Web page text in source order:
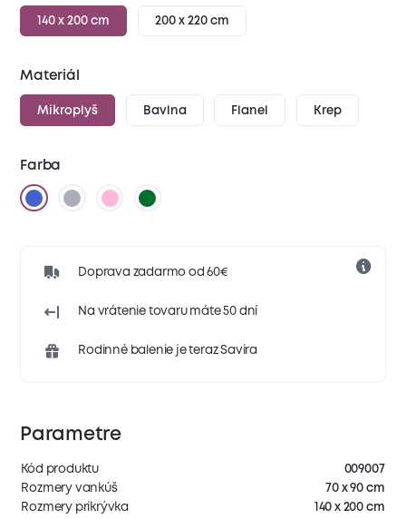
140 x 200 cm 200 x 220 cm
Materiál
Mikroplyš Bavlna Flanel Krep
Farba
Doprava zadarmo od 60€
Na vrátenie tovaru máte 50 dní
Rodinné balenie je teraz Savira
Parametre
Kód produktu
009007
Rozmery vankúš
70 x 90 cm
Rozmery prikrývka
140 x 200 cm